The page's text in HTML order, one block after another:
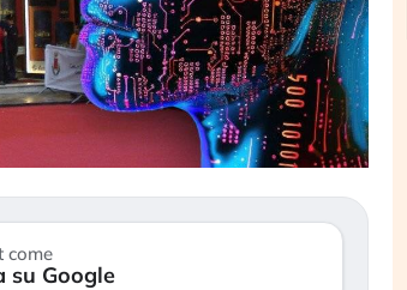
come
su Google
«La mia vita è rovinata». Investitori
in preda al panico dopo lo scoppio
della bolla AI
Kospi, mentre gli investitori retail (…)
30 luglio 2026